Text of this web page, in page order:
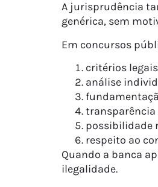
A jurisprudência
genérica, sem
Em concursos
critérios
análise
possibilidade
respeito ao
Quando a banca
ilegalidade.